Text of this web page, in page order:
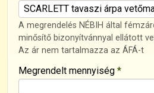
-
-
A megrendelés NÉBIH által
minősítő bizonyítvánnyal ellátott
Az ár nem tartalmazza az ÁFÁ-t
Megrendelt mennyiség *